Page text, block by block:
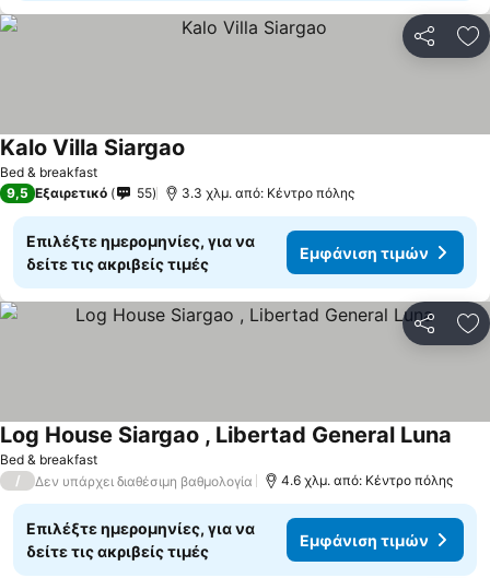
Bed & breakfast
Kalo Villa Siargao
9,5 Εξαιρετικό 55 3.3 χλμ. από: Κέντρο πόλης
Επιλέξτε ημερομηνίες, για να
δείτε τις ακριβείς τιμές
Εμφάνιση τιμών
Bed & breakfast
Log House Siargao , Libertad General Luna
/ Δεν υπάρχει διαθέσιμη βαθμολογία 4.6 χλμ. από: Κέντρο πόλης
Επιλέξτε ημερομηνίες, για να
δείτε τις ακριβείς τιμές
Εμφάνιση τιμών